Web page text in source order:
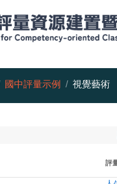
國中評量示例 視覺藝術